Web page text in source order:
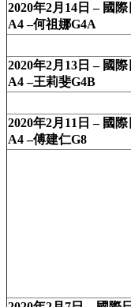
2020年2月14日 – 國
A4 –何祖娜G4A
2020年2月13日 – 國
A4 –王莉斐G4B
2020年2月11日 – 國
A4 –傅建仁G8